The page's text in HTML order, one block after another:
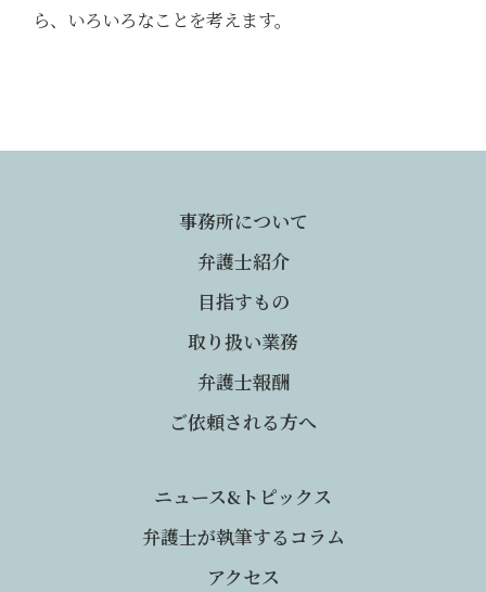
ら、いろいろなことを考えます。
事務所について
弁護士紹介
目指すもの
取り扱い業務
弁護士報酬
ご依頼される方へ
ニュース&トピックス
弁護士が執筆するコラム
アクセス